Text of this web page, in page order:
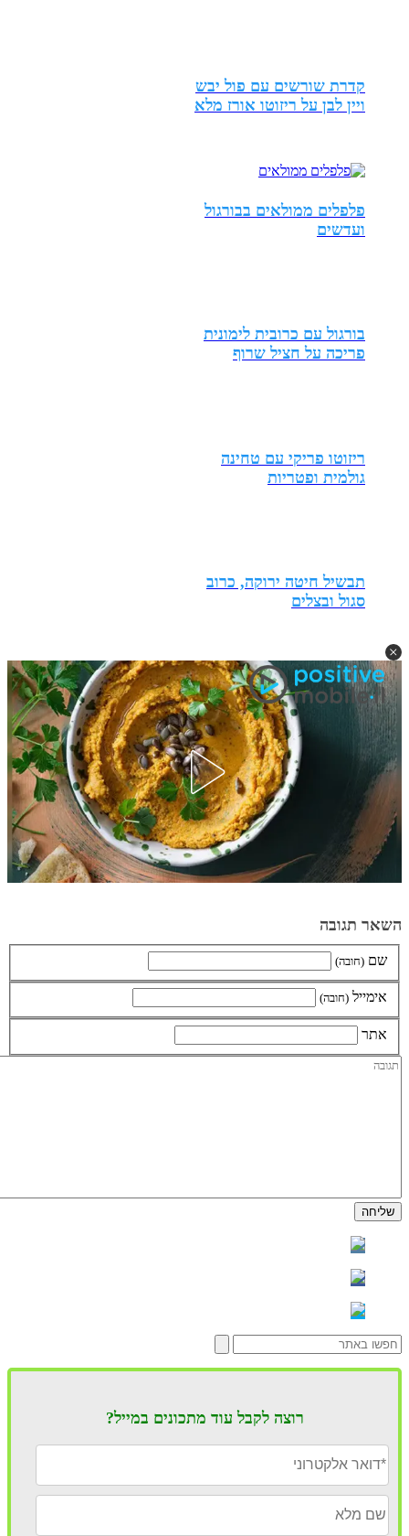
קדרת שורשים עם פול יבש
ויין לבן על ריזוטו אורז מלא
פלפלים ממולאים בבורגול
ועדשים
בורגול עם כרובית לימונית
פריכה על חציל שרוף
ריזוטו פריקי עם טחינה
גולמית ופטריות
תבשיל חיטה ירוקה, כרוב
סגול ובצלים
השאר תגובה
שם (חובה)
אימייל (חובה)
אתר
רוצה לקבל עוד מתכונים במייל?